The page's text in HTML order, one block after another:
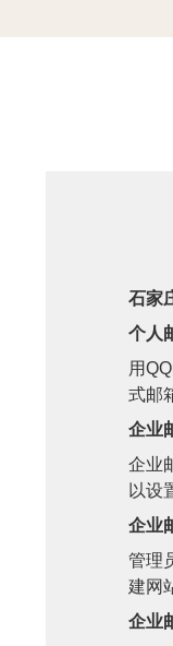
石家
个人
用
式邮
企业
企业
以设
企业
管理
建网
企业